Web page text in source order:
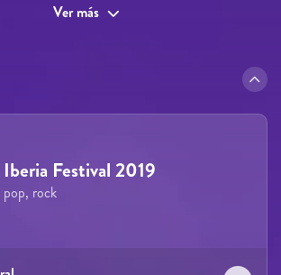
Ver más
Iberia Festival 2019
pop, rock